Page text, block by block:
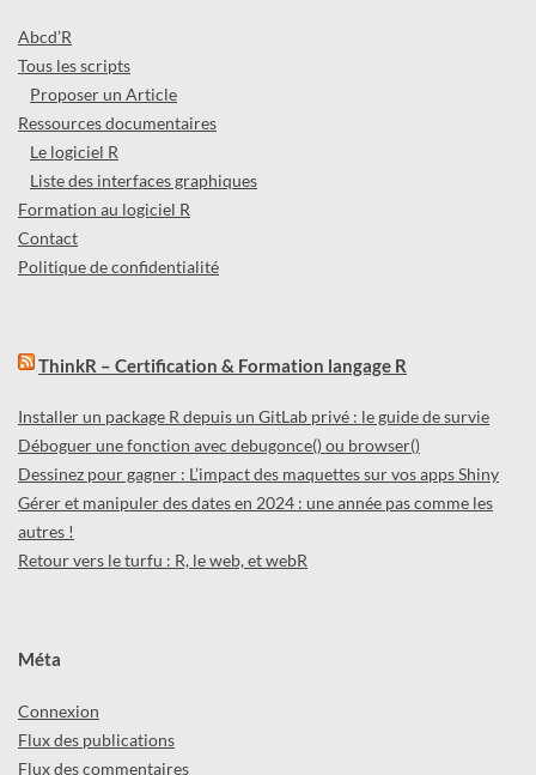
Abcd’R
Tous les scripts
Proposer un Article
Ressources documentaires
Le logiciel R
Liste des interfaces graphiques
Formation au logiciel R
Contact
Politique de confidentialité
ThinkR – Certification & Formation langage R
Installer un package R depuis un GitLab privé : le guide de survie
Déboguer une fonction avec debugonce() ou browser()
Dessinez pour gagner : L’impact des maquettes sur vos apps Shiny
Gérer et manipuler des dates en 2024 : une année pas comme les
autres !
Retour vers le turfu : R, le web, et webR
Méta
Connexion
Flux des publications
Flux des commentaires